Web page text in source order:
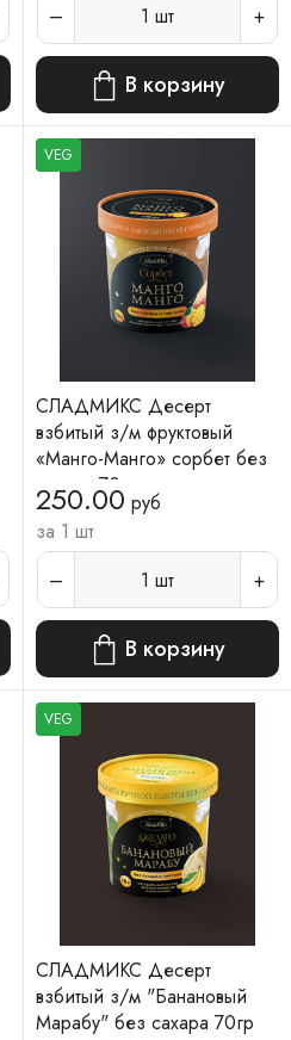
1 шт
В корзину
VEG
СЛАДМИКС Десерт
взбитый з/м фруктовый
«Манго-Манго» сорбет без
сахара 70гр
250.00 руб
за 1 шт
1 шт
В корзину
VEG
СЛАДМИКС Десерт
взбитый з/м "Банановый
Марабу" без сахара 70гр